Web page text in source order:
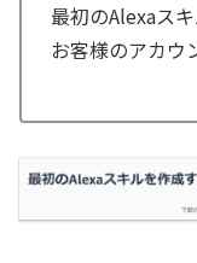
最初のAlexaス
お客様のアカウ